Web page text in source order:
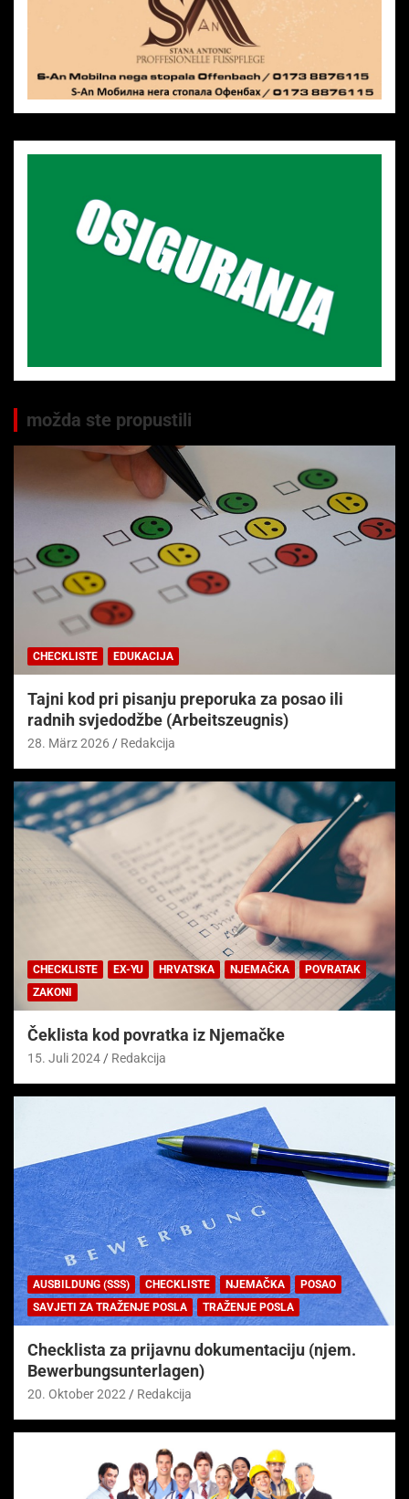
možda ste propustili
CHECKLISTE EDUKACIJA
Tajni kod pri pisanju preporuka za posao ili
radnih svjedodžbe (Arbeitszeugnis)
28. März 2026 Redakcija
CHECKLISTE EX-YU HRVATSKA NJEMAČKA
POVRATAK
ZAKONI
Čeklista kod povratka iz Njemačke
15. Juli 2024 Redakcija
AUSBILDUNG (SSS) CHECKLISTE NJEMAČKA
POSAO
SAVJETI ZA TRAŽENJE POSLA
TRAŽENJE POSLA
Checklista za prijavnu dokumentaciju (njem.
Bewerbungsunterlagen)
20. Oktober 2022 Redakcija